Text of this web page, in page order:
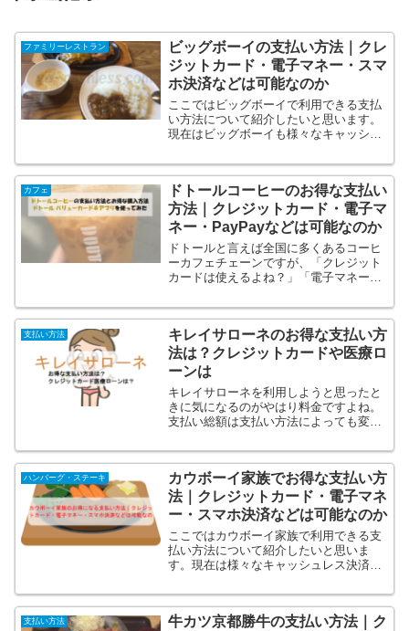
ファミリーレストラン
ビッグボーイの支払い方法｜クレ
ジットカード・電子マネー・スマ
ホ決済などは可能なのか
ここではビッグボーイで利用できる支払
い方法について紹介したいと思います。
現在はビッグボーイも様々なキャッシュ
いでポイントの貯まり方など全然お得感
が違います！なのでベストな決済方法を
知らないとかなり損得に差...
カフェ
ドトールコーヒーのお得な支払い
方法｜クレジットカード・電子マ
ネー・PayPayなどは可能なのか
ドトールと言えば全国に多くあるコーヒ
ーカフェチェーンですが、「クレジット
カードは使えるよね？」「電子マネーは
PayPayとかd払いは使えるの？」などど
ういった支払い方法があるのか知りたい
という方も多いと思い...
支払い方法
キレイサローネのお得な支払い方
法は？クレジットカードや医療ロ
ーンは
キレイサローネを利用しようと思ったと
きに気になるのがやはり料金ですよね。
支払い総額は支払い方法によっても変わ
しておきたいところです。全身痩せスピ
ードコース初回限定通常37,800円⇒3,000
円(税込)の...
ハンバーグ・ステーキ
カウボーイ家族でお得な支払い方
法｜クレジットカード・電子マネ
ー・スマホ決済などは可能なのか
ここではカウボーイ家族で利用できる支
払い方法について紹介したいと思いま
す。現在は様々なキャッシュレス決済方
トの貯まり方など全然お得感が違いま
す！カウボーイ家族でも様々な決済方法
を導入していてベストな決済方...
支払い方法
牛カツ京都勝牛の支払い方法｜ク